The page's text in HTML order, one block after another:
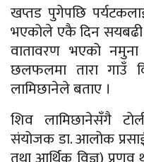
खप्तड पुगेपछि
भएकोले एकै दिन
वातावरण भएको नमुना
छलफलमा तारा गाउँ
लामिछानेले बताए ।
शिव लामिछानेसँगै
संयोजक डा. आलोक